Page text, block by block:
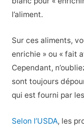
l’aliment.
Sur ces aliments,
enrichie » ou « fait
Cependant,
sont toujours
qui est fourni par
Selon l’USDA, les